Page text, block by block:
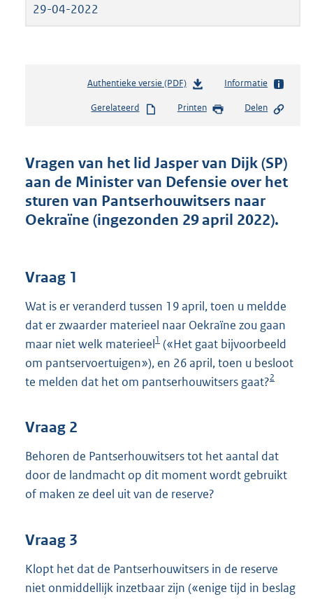
29-04-2022
Authentieke versie (PDF)b
s
d
s
g
r
:
4
2
K
b
Informatie
Gerelateerd Printen Delen
Vragen van het lid Jasper van Dijk (SP)
aan de Minister van Defensie over het
sturen van Pantserhouwitsers naar
Oekraïne (ingezonden 29 april 2022).
Vraag 1
Wat is er veranderd tussen 19 april, toen u meldde
dat er zwaarder materieel naar Oekraïne zou gaan
maar niet welk materieel1 («Het gaat bijvoorbeeld
om pantservoertuigen»), en 26 april, toen u besloot
te melden dat het om pantserhouwitsers gaat?2
Vraag 2
Behoren de Pantserhouwitsers tot het aantal dat
door de landmacht op dit moment wordt gebruikt
of maken ze deel uit van de reserve?
Vraag 3
Klopt het dat de Pantserhouwitsers in de reserve
niet onmiddellijk inzetbaar zijn («enige tijd in beslag